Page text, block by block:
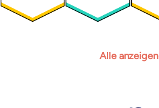
Alle anzeigen